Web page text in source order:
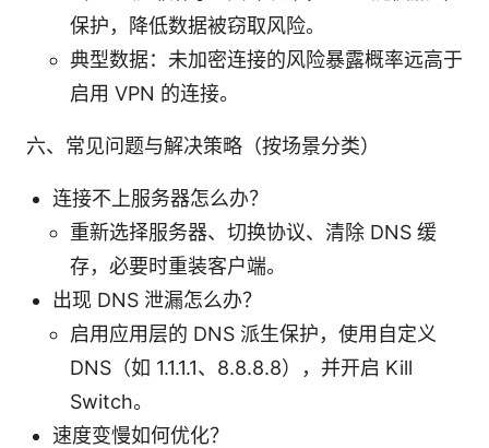
保护，降低数据被窃取风险。
典型数据：未加密连接的风险暴露概率远高于
启用 VPN 的连接。
六、常见问题与解决策略（按场景分类）
连接不上服务器怎么办？
重新选择服务器、切换协议、清除 DNS 缓
存，必要时重装客户端。
出现 DNS 泄漏怎么办？
启用应用层的 DNS 派生保护，使用自定义
DNS（如 1.1.1.1、8.8.8.8），并开启 Kill
Switch。
速度变慢如何优化？